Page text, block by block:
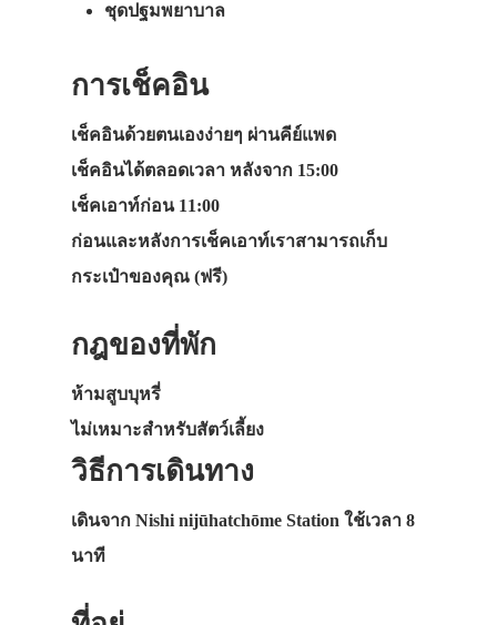
ชุดปฐมพยาบาล
การเช็คอิน
เช็คอินด้วยตนเองง่ายๆ ผ่านคีย์แพด
เช็คอินได้ตลอดเวลา หลังจาก 15:00
เช็คเอาท์ก่อน 11:00
ก่อนและหลังการเช็คเอาท์เราสามารถเก็บ
กระเป๋าของคุณ (ฟรี)
กฎของที่พัก
ห้ามสูบบุหรี่
ไม่เหมาะสำหรับสัตว์เลี้ยง
วิธีการเดินทาง
เดินจาก Nishi nijūhatchōme Station ใช้เวลา 8
นาที